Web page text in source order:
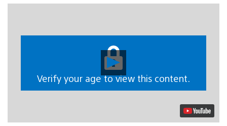
Riproduci
video
Verify your age to view this content.